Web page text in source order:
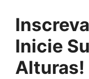
Inicie
Alturas!